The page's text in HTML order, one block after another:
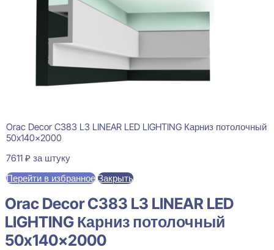
Orac Decor C383 L3 LINEAR LED LIGHTING Карниз потолочный
50x140x2000
7611 ₽ за штуку
Перейти в избранное Закрыть
Orac Decor C383 L3 LINEAR LED
LIGHTING Карниз потолочный
50x140x2000